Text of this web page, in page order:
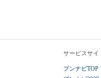
サービスサイ
ブンナビTOP